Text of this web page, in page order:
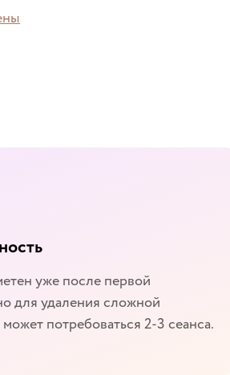
уже после первой
для удаления сложной
потребоваться 2-3 сеанса.